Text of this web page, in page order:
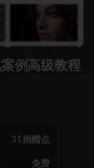
例高级教程
31捐赠点
免费